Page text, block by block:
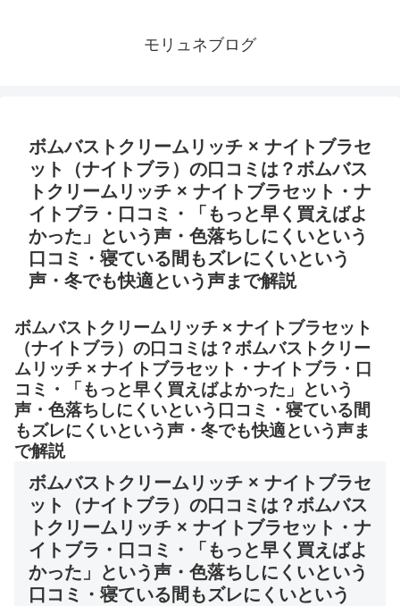
モリュネブログ
ボムバストクリームリッチ × ナイトブラセ
ット（ナイトブラ）の口コミは？ボムバス
トクリームリッチ × ナイトブラセット・ナ
イトブラ・口コミ・「もっと早く買えばよ
かった」という声・色落ちしにくいという
口コミ・寝ている間もズレにくいという
声・冬でも快適という声まで解説
ボムバストクリームリッチ × ナイトブラセット
（ナイトブラ）の口コミは？ボムバストクリー
ムリッチ × ナイトブラセット・ナイトブラ・口
コミ・「もっと早く買えばよかった」という
声・色落ちしにくいという口コミ・寝ている間
もズレにくいという声・冬でも快適という声ま
で解説
ボムバストクリームリッチ × ナイトブラセ
ット（ナイトブラ）の口コミは？ボムバス
トクリームリッチ × ナイトブラセット・ナ
イトブラ・口コミ・「もっと早く買えばよ
かった」という声・色落ちしにくいという
口コミ・寝ている間もズレにくいという